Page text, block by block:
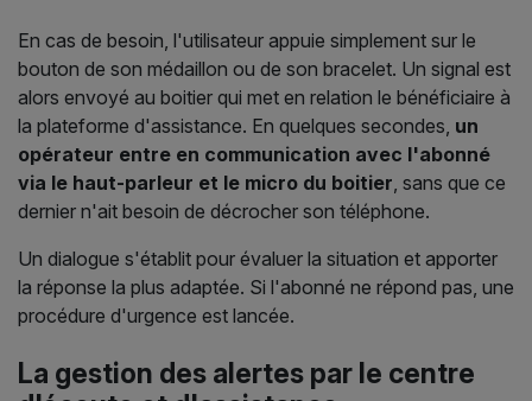
En cas de besoin, l'utilisateur appuie simplement sur le
bouton de son médaillon ou de son bracelet. Un signal est
alors envoyé au boitier qui met en relation le bénéficiaire à
la plateforme d'assistance. En quelques secondes, un
opérateur entre en communication avec l'abonné
via le haut-parleur et le micro du boitier, sans que ce
dernier n'ait besoin de décrocher son téléphone.
Un dialogue s'établit pour évaluer la situation et apporter
la réponse la plus adaptée. Si l'abonné ne répond pas, une
procédure d'urgence est lancée.
La gestion des alertes par le centre